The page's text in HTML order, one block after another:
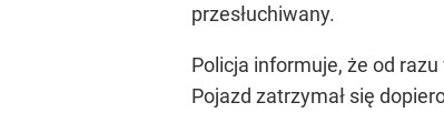
przesłuchiwany.
Policja informuje, że od
Pojazd zatrzymał się